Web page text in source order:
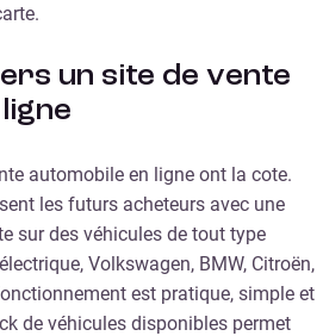
un site de vente
automobile en ligne ont la cote.
les futurs acheteurs avec une
sur des véhicules de tout type
Volkswagen, BMW, Citroën,
est pratique, simple et
de véhicules disponibles permet